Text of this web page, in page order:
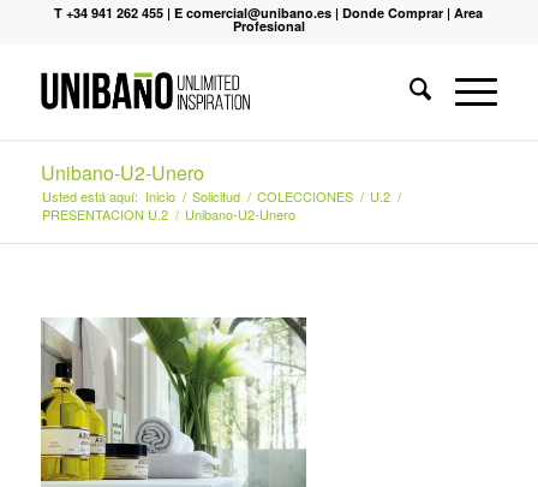
T +34 941 262 455 |E comercial@unibano.es |Donde Comprar |Area
Profesional
Unibano-U2-Unero
Usted está aquí: Inicio / Solicitud / COLECCIONES / U.2 /
PRESENTACION U.2 / Unibano-U2-Unero